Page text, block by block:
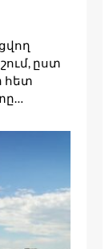
ըստ
հետ